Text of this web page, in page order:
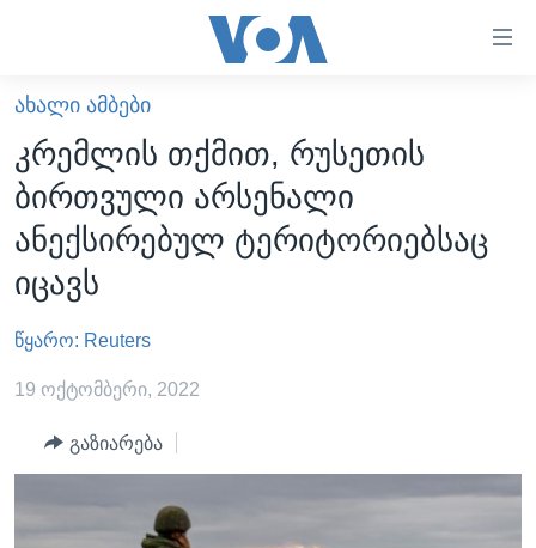
ხელმისაწვდომობისთვის
გადადით
მთავარზე
გადადით
მთავარ
ნავიგაციაზე
გადადით
ძიებაზე
ᲐᲮᲐᲚᲘ ᲐᲛᲑᲔᲑᲘ
ᲡᲐᲥᲐᲠᲗᲕᲔᲚᲝ
ᲐᲨᲨ
ᲐᲨᲨ-ᲘᲡ ᲐᲠᲩᲔᲕᲜᲔᲑᲘ 2024
ᲛᲡᲝᲤᲚᲘᲝ
ᲕᲘᲓᲔᲝᲔᲑᲘ
ᲒᲐᲓᲐᲪᲔᲛᲔᲑᲘ
ᲕᲐᲨᲘᲜᲒᲢᲝᲜᲘ ᲓᲦᲔᲡ
ᲮᲔᲓᲕᲐ ᲕᲐᲨᲘᲜᲒᲢᲝᲜᲘᲓᲐᲜ
ᲡᲮᲕᲐ ᲡᲘᲐᲮᲚᲔᲔᲑᲘ
ᲠᲣᲡᲔᲗᲘᲡ ᲨᲔᲭᲠᲐ ᲣᲙᲠᲐᲘᲜᲐᲨᲘ
ᲐᲮᲐᲚᲘ ᲐᲛᲑᲔᲑᲘ
კრემლის თქმით, რუსეთის
ბირთვული არსენალი
ანექსირებულ ტერიტორიებსაც
იცავს
წყარო: Reuters
19 ოქტომბერი, 2022
გაზიარება